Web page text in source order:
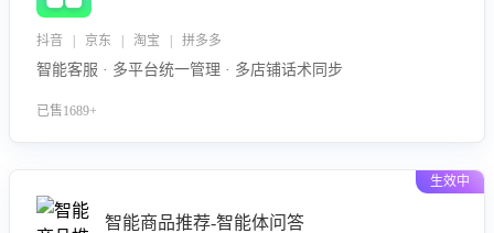
抖音 | 京东 | 淘宝 | 拼多多
智能客服 · 多平台统一管理 · 多店铺话术同步
已售1689+
生效中
智能商品推荐-智能体问答